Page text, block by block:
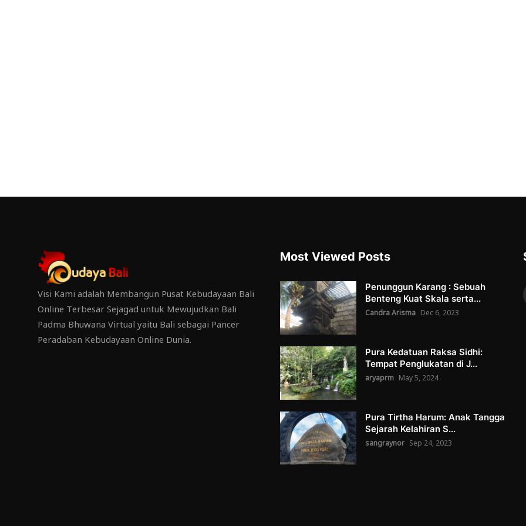
Visi Kami adalah Membangun Pusat Kebudayaan Bali
Online Terbesar Sejagad untuk Mewujudkan Bali
Padma Bhuwana Virtual yaitu Bali sebagai Pancer
Peradaban Kebudayaan Online Dunia.
Most Viewed Posts
Penunggun Karang : Sebuah
Benteng Kuat Skala serta...
Candra Arisma Dec 6, 2023
Pura Kedatuan Raksa Sidhi:
Tempat Penglukatan di J...
aryaprm May 5, 2024
Pura Tirtha Harum: Anak Tangga
Sejarah Kelahiran S...
sangraynor Sep 24, 2023